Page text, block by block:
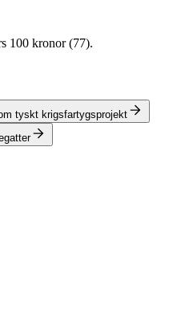
100 kronor (77).
tyskt krigsfartygsprojekt